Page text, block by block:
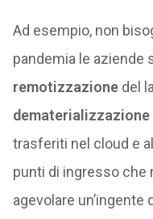
Ad esempio, non
pandemia le aziende
remotizzazionedel
dematerializzazione
trasferiti nel cloud e
punti di ingresso che
agevolare un’ingente